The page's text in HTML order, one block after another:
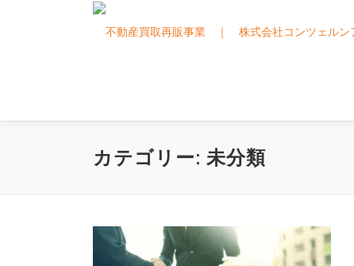
ス
カテゴリー: 未分類